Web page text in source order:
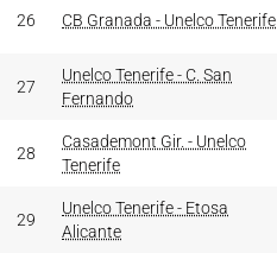
26 CB Granada - Unelco Tenerife
27
Unelco Tenerife - C. San
Fernando
28
Casademont Gir. - Unelco
Tenerife
29
Unelco Tenerife - Etosa
Alicante